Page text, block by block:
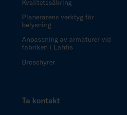
Kvalitetssäkring
Planerarens verktyg för
belysning
Anpassning av armaturer vid
fabriken i Lahtis
Broschyrer
Ta kontakt